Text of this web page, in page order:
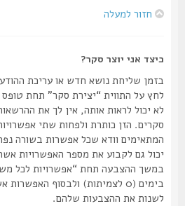
חזור למעלה
כיצד אני יוצר סקר?
בזמן שליחת נושא חדש או עריכת ההודעה
לחץ על התווית “יצירת סקר” תחת טופס
לא יכול לראות אותה, אין לך את ההרשאות
סקרים. הזן כותרת ולפחות שתי אפשרויות
המתאימים וודא שכל אפשרות בשורה
יכול גם לקבוע את מספר האפשרויות אשר
במשך ההצבעה תחת “אפשרויות לכל
בימים (0 לצמיתות) ולבסוף האפשרות
לשנות את ההצבעות שלהם.